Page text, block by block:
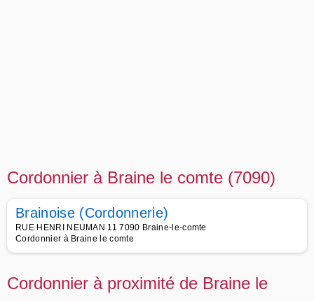
Cordonnier à Braine le comte (7090)
Brainoise (Cordonnerie)
RUE HENRI NEUMAN 11 7090 Braine-le-comte
Cordonnier à Braine le comte
Cordonnier à proximité de Braine le